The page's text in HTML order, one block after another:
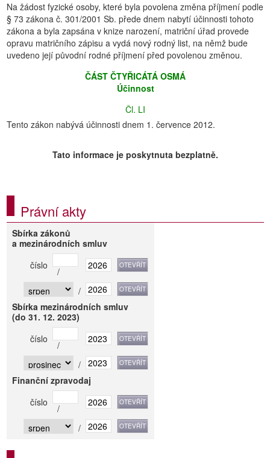
Na žádost fyzické osoby, které byla povolena změna příjmení podle
§ 73 zákona č. 301/2001 Sb. přede dnem nabytí účinnosti tohoto
zákona a byla zapsána v knize narození, matriční úřad provede
opravu matričního zápisu a vydá nový rodný list, na němž bude
uvedeno její původní rodné příjmení před povolenou změnou.
ČÁST ČTYŘICÁTÁ OSMÁ
Účinnost
Čl. LI
Tento zákon nabývá účinnosti dnem 1. července 2012.
Tato informace je poskytnuta bezplatně.
Právní akty
Sbírka zákonů
a mezinárodních smluv
číslo
/
/
Sbírka mezinárodních smluv
(do 31. 12. 2023)
číslo
/
/
Finanční zpravodaj
číslo
/
/